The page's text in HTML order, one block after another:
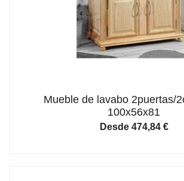
Mueble de lavabo 2puertas/
100x56x81
Desde 474,84 €